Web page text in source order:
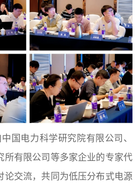
国电力科学研究院有限公司、
所有限公司等多家企业的专家代
论交流，共同为低压分布式电源